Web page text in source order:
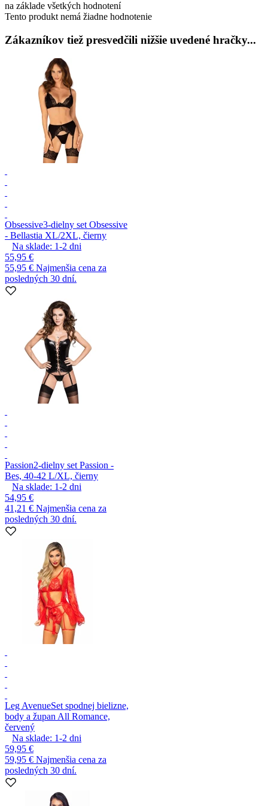
na základe všetkých hodnotení
Tento produkt nemá žiadne hodnotenie
Zákazníkov tiež presvedčili nižšie uvedené hračky...
Obsessive3-dielny set Obsessive
- Bellastia XL/2XL, čierny
Na sklade: 1-2 dni
55,95 €
55,95 € Najmenšia cena za
posledných 30 dní.
Passion2-dielny set Passion -
Bes, 40-42 L/XL, čierny
Na sklade: 1-2 dni
54,95 €
41,21 € Najmenšia cena za
posledných 30 dní.
Leg AvenueSet spodnej bielizne,
body a župan All Romance,
červený
Na sklade: 1-2 dni
59,95 €
59,95 € Najmenšia cena za
posledných 30 dní.